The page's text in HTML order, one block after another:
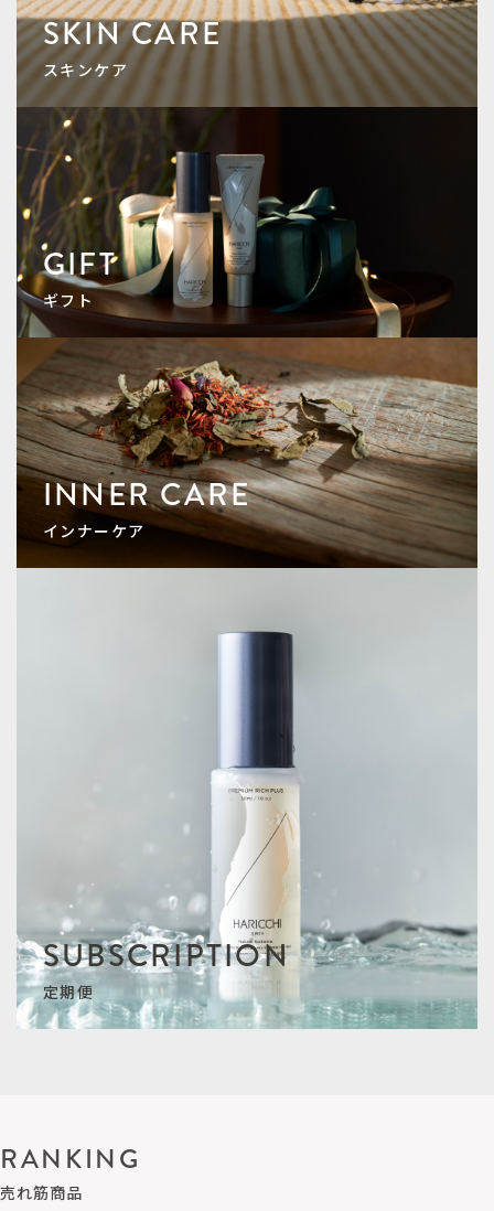
SKIN CARE
スキンケア
GIFT
ギフト
INNER CARE
インナーケア
SUBSCRIPTION
定期便
RANKING
売れ筋商品